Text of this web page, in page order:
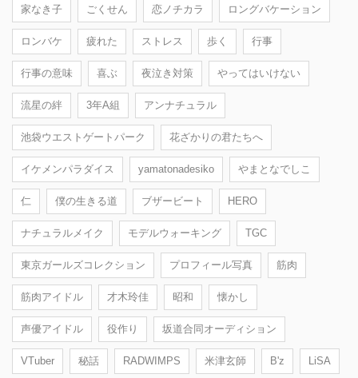
家なき子 ごくせん 恋ノチカラ ロングバケーション
ロンバケ 疲れた ストレス 歩く 行事
行事の意味 喜ぶ 夜泣き対策 やってはいけない
流星の絆 3年A組 アンナチュラル
池袋ウエストゲートパーク 花ざかりの君たちへ
イケメンパラダイス yamatonadesiko やまとなでしこ
仁 僕の生きる道 ブザービート HERO
ナチュラルメイク モデルウォーキング TGC
東京ガールズコレクション プロフィール写真 筋肉
筋肉アイドル 才木玲佳 昭和 懐かし
声優アイドル 役作り 坂道合同オーディション
VTuber 秘話 RADWIMPS 米津玄師 B'z LiSA